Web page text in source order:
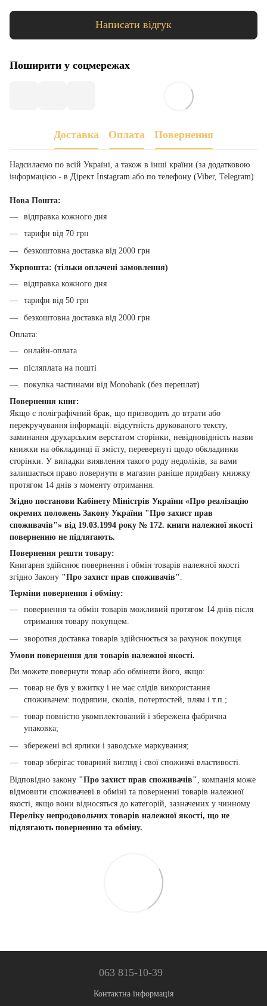
Написати відгук
Поширити у соцмережах
Доставка Оплата Повернення
Надсилаємо по всій Україні, а також в інші країни (за додатковою
інформацією - в Дірект Instagram або по телефону (Viber, Telegram)
Нова Пошта:
відправка кожного дня
тарифи від 70 грн
безкоштовна доставка від 2000 грн
Укрпошта: (тільки оплачені замовлення)
відправка кожного дня
тарифи від 50 грн
безкоштовна доставка від 2000 грн
Оплата:
онлайн-оплата
післяплата на пошті
покупка частинами від Monobank (без переплат)
Повернення книг:
Якщо є поліграфічний брак, що призводить до втрати або
перекручування інформації: відсутність друкованого тексту,
заминання друкарським верстатом сторінки, невідповідність назви
книжки на обкладинці її змісту, перевернуті щодо обкладинки
сторінки. У випадки виявлення такого роду недоліків, за вами
залишається право повернути в магазин раніше придбану книжку
протягом 14 днів з моменту отримання.
Згідно постанови Кабінету Міністрів України «Про реалізацію
окремих положень Закону України "Про захист прав
споживачів"» від 19.03.1994 року № 172. книги належної якості
поверненню не підлягають.
Повернення решти товару:
Книгарня здійснює повернення і обмін товарів належної якості
згідно Закону "Про захист прав споживачів".
Терміни повернення і обміну:
повернення та обмін товарів можливий протягом 14 днів після
отримання товару покупцем.
зворотня доставка товарів здійснюється за рахунок покупця.
Умови повернення для товарів належної якості.
Ви можете повернути товар або обміняти його, якщо:
товар не був у вжитку і не має слідів використання
споживачем: подряпин, сколів, потертостей, плям і т.п.;
товар повністю укомплектований і збережена фабрична
упаковка;
збережені всі ярлики і заводське маркування;
товар зберігає товарний вигляд і свої споживчі властивості.
Відповідно закону "Про захист прав споживачів" , компанія може
відмовити споживачеві в обміні та поверненні товарів належної
якості, якщо вони відносяться до категорій, зазначених у чинному
Переліку непродовольчих товарів належної якості, що не
підлягають поверненню та обміну.
063 815-10-39
Контактна інформація